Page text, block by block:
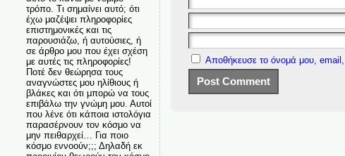
τρόπο. Τι σημαίνει αυτό; ότι
έχω μαζέψει πληροφορίες
επιστημονικές και τις
παρουσιάζω, ή αυτούσιες, ή
σε άρθρο μου που έχει σχέση
με αυτές τις πληροφορίες!
Ποτέ δεν θεώρησα τους
αναγνώστες μου ηλίθιους ή
βλάκες και ότι μπορώ να τους
επιβάλω την γνώμη μου. Αυτοί
που λένε ότι κάποια ιστολόγια
παρασέρνουν τον κόσμο να
μην πειθαρχεί… Για ποιο
κόσμο εννοούν;;; Δηλαδή εκ
Αποθήκευσε το όνομά μου,